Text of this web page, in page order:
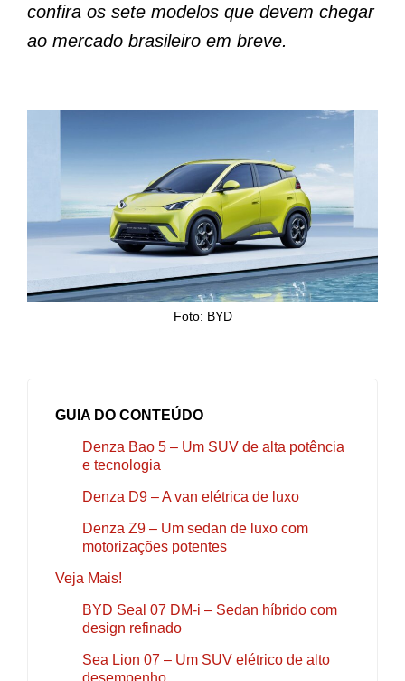
confira os sete modelos que devem chegar
ao mercado brasileiro em breve.
Foto: BYD
GUIA DO CONTEÚDO
Denza Bao 5 – Um SUV de alta potência
e tecnologia
Denza D9 – A van elétrica de luxo
Denza Z9 – Um sedan de luxo com
motorizações potentes
Veja Mais!
BYD Seal 07 DM-i – Sedan híbrido com
design refinado
Sea Lion 07 – Um SUV elétrico de alto